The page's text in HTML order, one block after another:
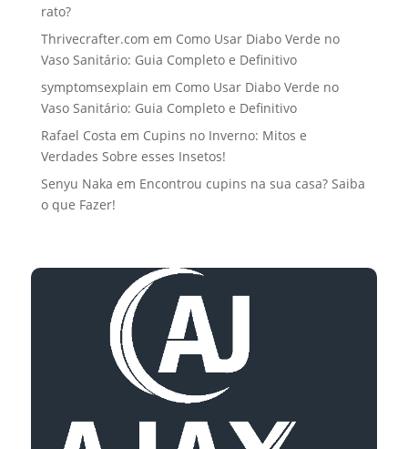
rato?
Thrivecrafter.com em Como Usar Diabo Verde no
Vaso Sanitário: Guia Completo e Definitivo
symptomsexplain em Como Usar Diabo Verde no
Vaso Sanitário: Guia Completo e Definitivo
Rafael Costa em Cupins no Inverno: Mitos e
Verdades Sobre esses Insetos!
Senyu Naka em Encontrou cupins na sua casa? Saiba
o que Fazer!